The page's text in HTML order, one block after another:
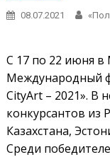
08.07.2021
С 17 по 22 июня
Международный
CityArt – 2021». В
конкурсантов из
Казахстана,
Среди